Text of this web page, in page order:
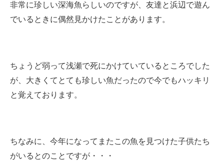
非常に珍しい深海魚らしいのですが、友達と浜辺で遊ん
でいるときに偶然見かけたことがあります。
ちょうど弱って浅瀬で死にかけていているところでした
が、大きくてとても珍しい魚だったので今でもハッキリ
と覚えております。
ちなみに、今年になってまたこの魚を見つけた子供たち
がいるとのことですが・・・